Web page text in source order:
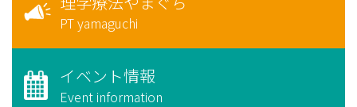
PT yamaguchi
イベント情報
Event information